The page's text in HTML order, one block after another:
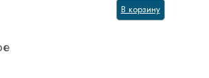
В корзину